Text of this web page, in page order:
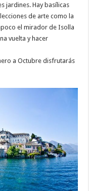
jardines. Hay basílicas
de arte como la
el mirador de Isolla
vuelta y hacer
a Octubre disfrutarás